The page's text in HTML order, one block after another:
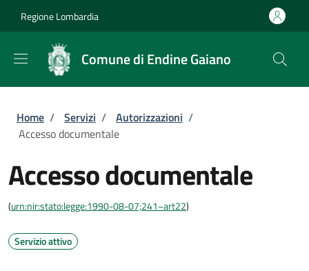
Regione Lombardia
Comune di Endine Gaiano
Briciole di pane
Home / Servizi / Autorizzazioni /
Accesso documentale
Accesso documentale
(urn:nir:stato:legge:1990-08-07;241~art22)
Servizio attivo